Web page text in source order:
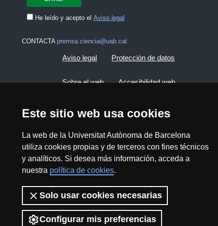
Este sitio web usa cookies
La web de la Universitat Autònoma de Barcelona
utiliza cookies propias y de terceros con fines técnicos
y analíticos. Si desea más información, acceda a
nuestra política de cookies.
Solo usar cookies necesarias
Configurar mis preferencias
He leído y acepto el Aviso legal
CONTACTA premsa.ciencia@uab.cat
Aviso legal Protección de datos
Sobre el web Accesibilidad web
2026 Divulga UAB - Commons Reconocimiento -
No Comercial (CC BY NC) - ISSN: 2014-6388
View low-bandwidth version